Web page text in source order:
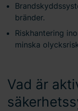
bränder.
Riskhantering
minska
Vad är